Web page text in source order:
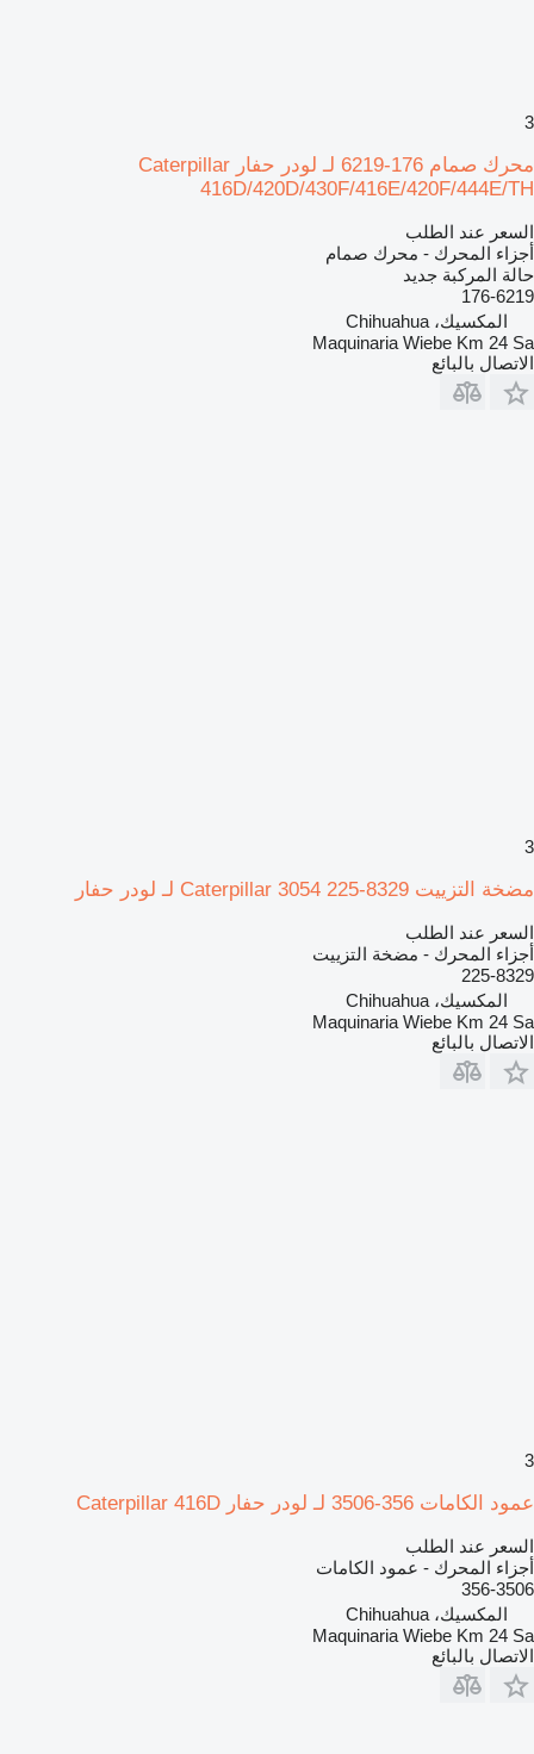
3
محرك صمام 176-6219 لـ لودر حفار Caterpillar
416D/420D/430F/416E/420F/444E/TH
السعر عند الطلب
أجزاء المحرك - محرك صمام
حالة المركبة جديد
176-6219
المكسيك، Chihuahua
Maquinaria Wiebe Km 24 Sa
الاتصال بالبائع
3
مضخة التزييت Caterpillar 3054 225-8329 لـ لودر حفار
السعر عند الطلب
أجزاء المحرك - مضخة التزييت
225-8329
المكسيك، Chihuahua
Maquinaria Wiebe Km 24 Sa
الاتصال بالبائع
3
عمود الكامات 356-3506 لـ لودر حفار Caterpillar 416D
السعر عند الطلب
أجزاء المحرك - عمود الكامات
356-3506
المكسيك، Chihuahua
Maquinaria Wiebe Km 24 Sa
الاتصال بالبائع